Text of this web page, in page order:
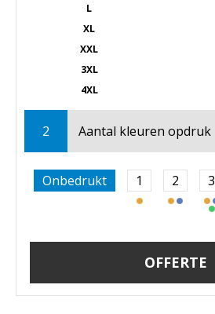
L
XL
XXL
3XL
4XL
2 Aantal kleuren opdruk
Onbedrukt 1 2 3
OFFERTE